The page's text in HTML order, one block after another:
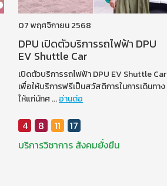
07 พฤศจิกายน 2568
DPU เปิดตัวบริการรถไฟฟ้า DPU
EV Shuttle Car
เปิดตัวบริการรถไฟฟ้า DPU EV Shuttle Car
เพื่อให้บริการฟรีเป็นสวัสดิการในการเดินทาง
ให้แก่นักศ...อ่านต่อ
4 8 11
17
บริการวิชาการ สังคมยั่งยืน